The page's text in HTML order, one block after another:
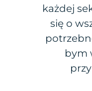
każdej
się o
bym